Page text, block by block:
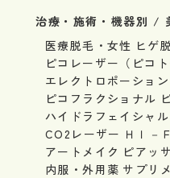
治療・施術・機器別 /
医療脱毛・女性 ヒゲ
ピコレーザー（ピコト
エレクトロポーショ
ピコフラクショナル
ハイドラフェイシャル
CO2レーザー ＨＩ－
アートメイク ピアッ
内服・外用薬 サプリ